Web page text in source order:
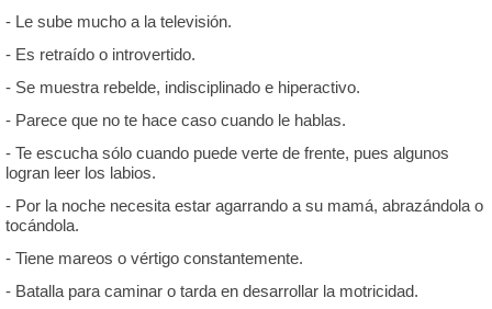
- Le sube mucho a la televisión.
- Es retraído o introvertido.
- Se muestra rebelde, indisciplinado e hiperactivo.
- Parece que no te hace caso cuando le hablas.
- Te escucha sólo cuando puede verte de frente, pues algunos
logran leer los labios.
- Por la noche necesita estar agarrando a su mamá, abrazándola o
tocándola.
- Tiene mareos o vértigo constantemente.
- Batalla para caminar o tarda en desarrollar la motricidad.